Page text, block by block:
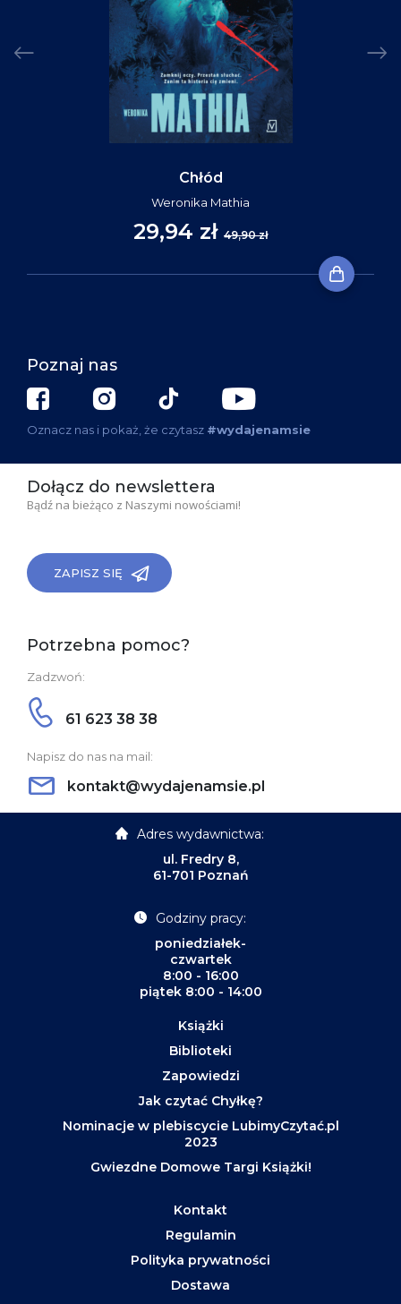
Chłód
Weronika Mathia
29,94 zł 49,90 zł
Poznaj nas
Oznacz nas i pokaż, że czytasz #wydajenamsie
Dołącz do newslettera
Bądź na bieżąco z Naszymi nowościami!
ZAPISZ SIĘ
Potrzebna pomoc?
Zadzwoń:
61 623 38 38
Napisz do nas na mail:
kontakt@wydajenamsie.pl
Adres wydawnictwa:
ul. Fredry 8,
61-701 Poznań
Godziny pracy:
poniedziałek-
czwartek
8:00 - 16:00
piątek 8:00 - 14:00
Książki
Biblioteki
Zapowiedzi
Jak czytać Chyłkę?
Nominacje w plebiscycie LubimyCzytać.pl
2023
Gwiezdne Domowe Targi Książki!
Kontakt
Regulamin
Polityka prywatności
Dostawa